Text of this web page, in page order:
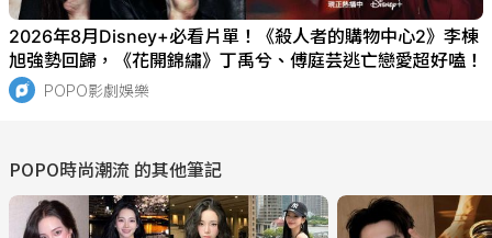
2026年8月Disney+必看片單！《殺人者的購物中心2》李棟
旭強勢回歸，《花開錦繡》丁禹兮、傅庭芸逃亡戀愛超好嗑！
POPO影劇娛樂
POPO時尚潮流 的其他筆記